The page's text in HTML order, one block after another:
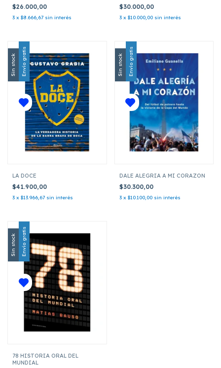
$26.000,00
3 x $8.666,67 sin interés
$30.000,00
3 x $10.000,00 sin interés
Sin stock Envío gratis
LA DOCE
$41.900,00
3 x $13.966,67 sin interés
Sin stock Envío gratis
DALE ALEGRIA A MI CORAZON
$30.300,00
3 x $10.100,00 sin interés
Sin stock Envío gratis
78 HISTORIA ORAL DEL
MUNDIAL